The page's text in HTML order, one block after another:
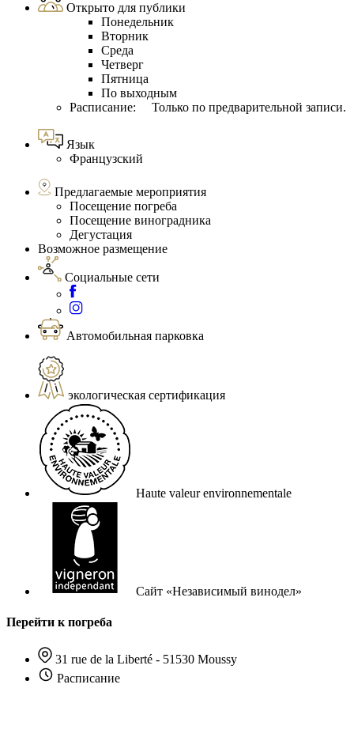
Открыто для публики
Понедельник
Вторник
Среда
Четверг
Пятница
По выходным
Расписание: Только по предварительной записи.
Язык
Французский
Предлагаемые мероприятия
Посещение погреба
Посещение виноградника
Дегустация
Возможное размещение
Социальные сети
Автомобильная парковка
экологическая сертификация
Haute valeur environnementale
Сайт «Независимый винодел»
Перейти к погреба
31 rue de la Liberté - 51530 Moussy
Расписание